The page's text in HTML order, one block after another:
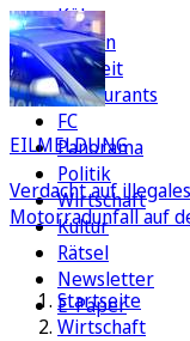
Köln
Region
Freizeit
Restaurants
FC
Panorama
Politik
Wirtschaft
Kultur
Rätsel
Newsletter
E-Paper
EILMELDUNG
Verdacht auf
Motorradunfall auf
Startseite
Wirtschaft